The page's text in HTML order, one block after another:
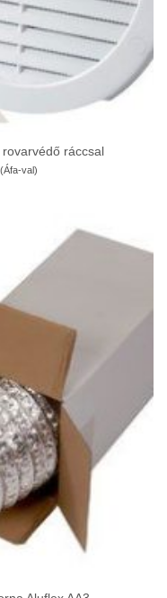
ráccsal
768Ft
(Áfa-val)